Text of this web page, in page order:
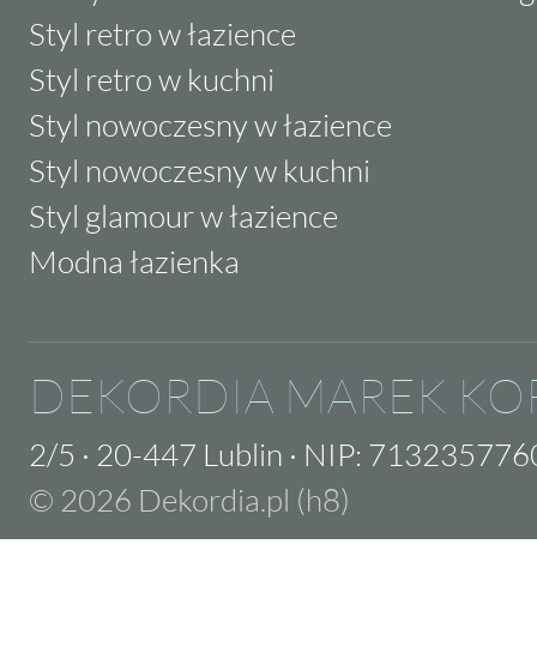
Styl retro w łazience
Styl retro w kuchni
Styl nowoczesny w łazience
Styl nowoczesny w kuchni
Styl glamour w łazience
Modna łazienka
DEKORDIA MAREK
2/5 · 20-447 Lublin · NIP:
© 2026 Dekordia.pl (h8)